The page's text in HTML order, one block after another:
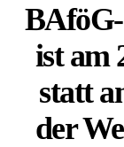
ist am
statt
der